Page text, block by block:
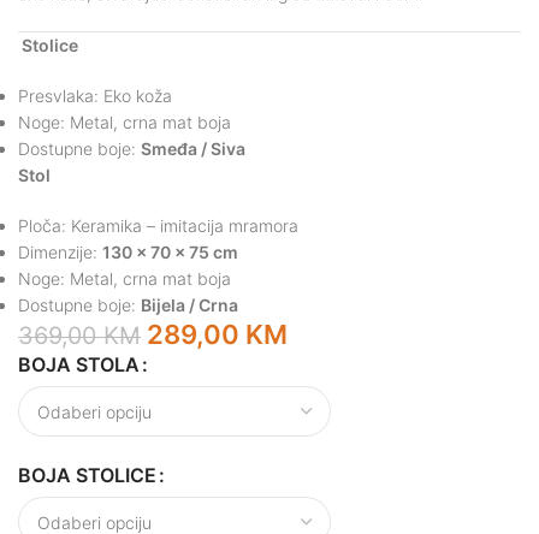
Stolice
Presvlaka: Eko koža
Noge: Metal, crna mat boja
Dostupne boje: Smeđa / Siva
Stol
Ploča: Keramika – imitacija mramora
Dimenzije: 130 x 70 x 75 cm
Noge: Metal, crna mat boja
Dostupne boje: Bijela / Crna
369,00KM 289,00 KM
BOJA STOLA
BOJA STOLICE